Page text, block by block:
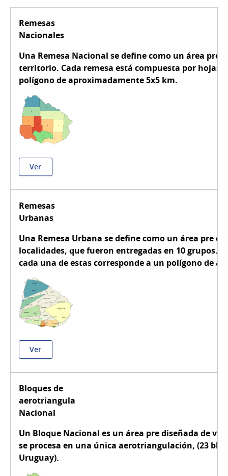
Remesas
Nacionales
Una Remesa Nacional se define como un área pre
territorio. Cada remesa está compuesta por hojas,
polígono de aproximadamente 5x5 km.
Ver
Remesas
Urbanas
Una Remesa Urbana se define como un área pre
localidades, que fueron entregadas en 10 grupos.
cada una de estas corresponde a un polígono de
Ver
Bloques de
aerotriangulación
Nacional
Un Bloque Nacional es un área pre diseñada de
se procesa en una única aerotriangulación, (23
Uruguay).